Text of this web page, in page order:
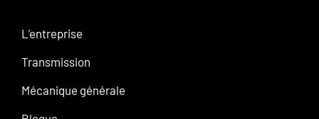
L’entreprise
Transmission
Mécanique générale